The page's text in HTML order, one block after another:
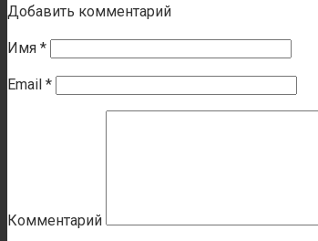
Добавить комментарий
Имя *
Email *
Комментарий